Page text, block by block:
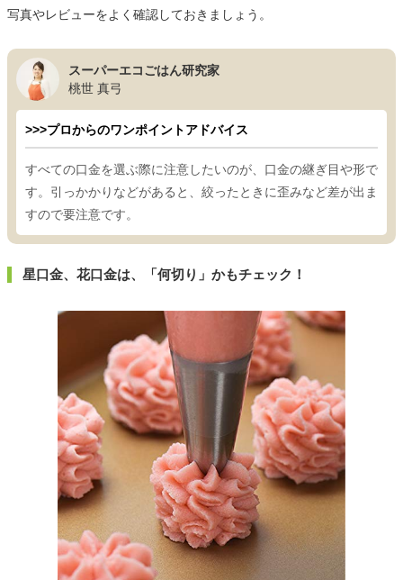
写真やレビューをよく確認しておきましょう。
スーパーエコごはん研究家
桃世 真弓
>>>プロからのワンポイントアドバイス
すべての口金を選ぶ際に注意したいのが、口金の継ぎ目や形で
す。引っかかりなどがあると、絞ったときに歪みなど差が出ま
すので要注意です。
星口金、花口金は、「何切り」かもチェック！